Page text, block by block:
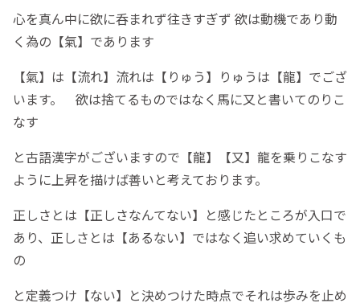
心を真ん中に欲に呑まれず往きすぎず 欲は動機であり動
く為の【氣】であります
【氣】は【流れ】流れは【りゅう】りゅうは【龍】でござ
います。 欲は捨てるものではなく馬に又と書いてのりこ
なす
と古語漢字がございますので【龍】【又】龍を乗りこなす
ように上昇を描けば善いと考えております。
正しさとは【正しさなんてない】と感じたところが入口で
あり、正しさとは【あるない】ではなく追い求めていくも
の
と定義つけ【ない】と決めつけた時点でそれは歩みを止め